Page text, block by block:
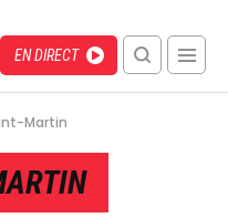
Menu
recherche
mobile
Direct
EN DIRECT
Martin